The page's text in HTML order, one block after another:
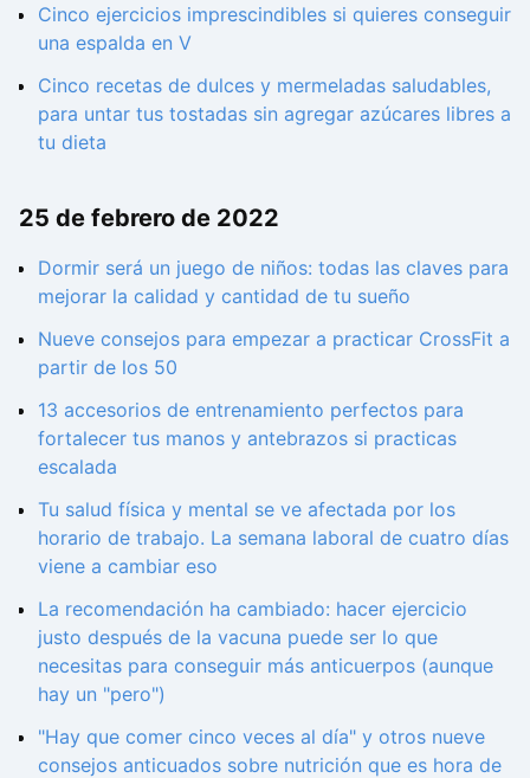
Cinco ejercicios imprescindibles si quieres conseguir
una espalda en V
Cinco recetas de dulces y mermeladas saludables,
para untar tus tostadas sin agregar azúcares libres a
tu dieta
25 de febrero de 2022
Dormir será un juego de niños: todas las claves para
mejorar la calidad y cantidad de tu sueño
Nueve consejos para empezar a practicar CrossFit a
partir de los 50
13 accesorios de entrenamiento perfectos para
fortalecer tus manos y antebrazos si practicas
escalada
Tu salud física y mental se ve afectada por los
horario de trabajo. La semana laboral de cuatro días
viene a cambiar eso
La recomendación ha cambiado: hacer ejercicio
justo después de la vacuna puede ser lo que
necesitas para conseguir más anticuerpos (aunque
hay un "pero")
"Hay que comer cinco veces al día" y otros nueve
consejos anticuados sobre nutrición que es hora de